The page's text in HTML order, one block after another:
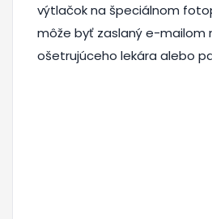
výtlačok na špeciálnom
môže byť zaslaný e-mailom
ošetrujúceho lekára alebo